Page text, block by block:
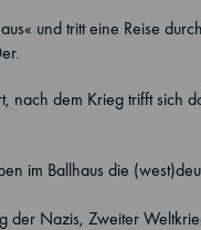
und tritt eine Reise
nach dem Krieg trifft
im Ballhaus die
der Nazis, Zweiter